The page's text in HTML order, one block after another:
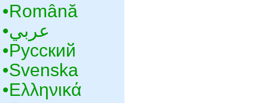
•‎Română
•‎عربي
•‎Русский
•‎Svenska
•‎Ελληνικά